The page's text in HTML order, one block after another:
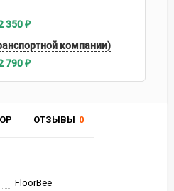
ОТЗЫВЫ 0
FloorBee
350₽
компании)
790₽